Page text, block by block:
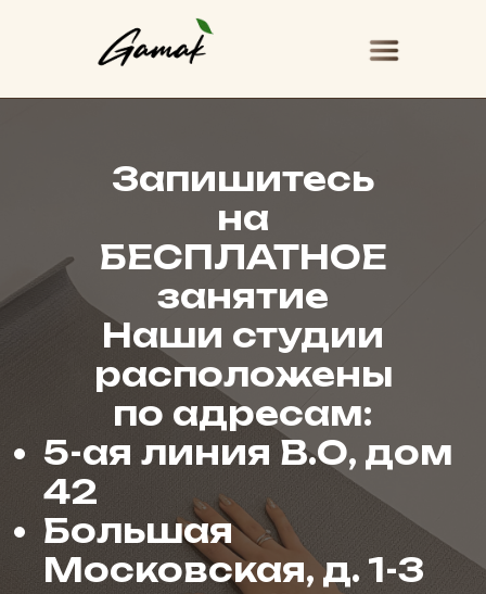
Запишитесь
на
БЕСПЛАТНОЕ
занятие
Наши студии
расположены
по адресам:
5-ая линия В.О, дом
42
Большая
Московская, д. 1-3